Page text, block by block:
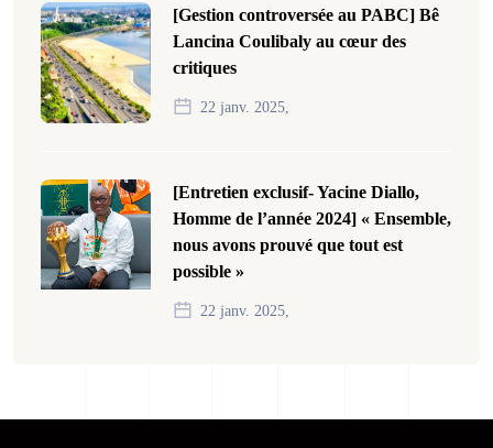
[Gestion controversée au PABC] Bê
Lancina Coulibaly au cœur des
critiques
22 janv. 2025,
[Entretien exclusif- Yacine Diallo,
Homme de l’année 2024] « Ensemble,
nous avons prouvé que tout est
possible »
22 janv. 2025,